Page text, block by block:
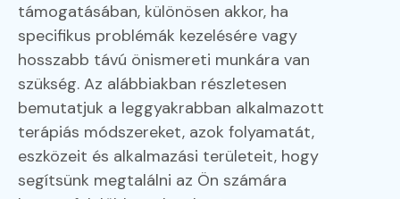
támogatásában, különösen akkor, ha
specifikus problémák kezelésére vagy
hosszabb távú önismereti munkára van
szükség. Az alábbiakban részletesen
bemutatjuk a leggyakrabban alkalmazott
terápiás módszereket, azok folyamatát,
eszközeit és alkalmazási területeit, hogy
segítsünk megtalálni az Ön számára